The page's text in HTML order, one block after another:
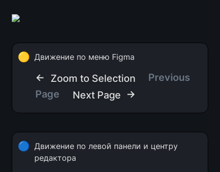
🟡 Движение по меню Figma
← Zoom to Selection
Previous
Page
Next Page →
🔵 Движение по левой панели и центру
редактора